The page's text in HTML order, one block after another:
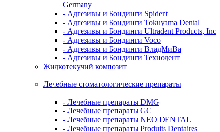
Germany
- Адгезивы и Бондинги Spident
- Адгезивы и Бондинги Tokuyama Dental
- Адгезивы и Бондинги Ultradent Products, Inc
- Адгезивы и Бондинги Voco
- Адгезивы и Бондинги ВладМиВа
- Адгезивы и Бондинги Технодент
Жидкотекучий композит
Лечебные стоматологические препараты
- Лечебные препараты DMG
- Лечебные препараты GC
- Лечебные препараты NEO DENTAL
- Лечебные препараты Produits Dentaires